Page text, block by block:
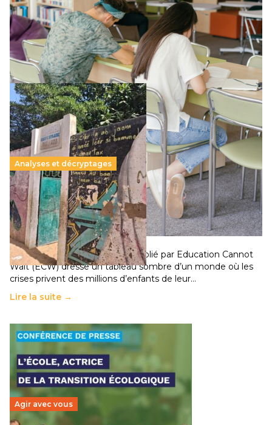
Le projet de loi sur la régulation de l’enseignement
supérieur privé met en lumière l’amplification d’un système
qui relègue l’acte pédagogique au superfétatoire, voire à…
Lire la suite →
Analyses et décryptages
258 millions d’enfants victimes de la guerre, des
chocs climatiques et des déplacements de
population
11 juillet 2026–National
Un nouveau rapport mondial publié par Education Cannot
Wait (ECW) dresse un tableau sombre d’un monde où les
crises privent des millions d’enfants de leur…
Lire la suite →
Agir avec vous